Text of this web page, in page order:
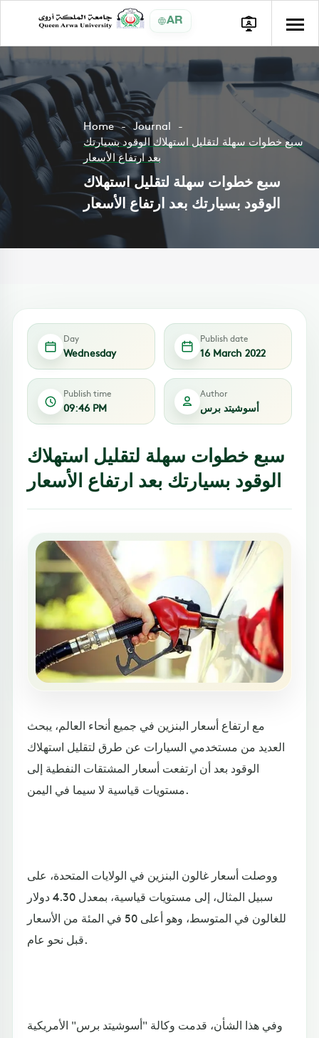
AR
Home
Journal
سبع خطوات سهلة لتقليل استهلاك الوقود بسيارتك
بعد ارتفاع الأسعار
سبع خطوات سهلة لتقليل استهلاك
الوقود بسيارتك بعد ارتفاع الأسعار
Day
Wednesday
Publish date
16 March 2022
Publish time
09:46 PM
Author
أسوشيتد برس
سبع خطوات سهلة لتقليل استهلاك
الوقود بسيارتك بعد ارتفاع الأسعار
مع ارتفاع أسعار البنزين في جميع أنحاء العالم، يبحث
العديد من مستخدمي السيارات عن طرق لتقليل استهلاك
الوقود بعد أن ارتفعت أسعار المشتقات النفطية إلى
مستويات قياسية لا سيما في اليمن.
ووصلت أسعار غالون البنزين في الولايات المتحدة، على
سبيل المثال، إلى مستويات قياسية، بمعدل 4.30 دولار
للغالون في المتوسط، وهو أعلى 50 في المئة من الأسعار
قبل نحو عام.
وفي هذا الشأن، قدمت وكالة "أسوشيتد برس" الأمريكية